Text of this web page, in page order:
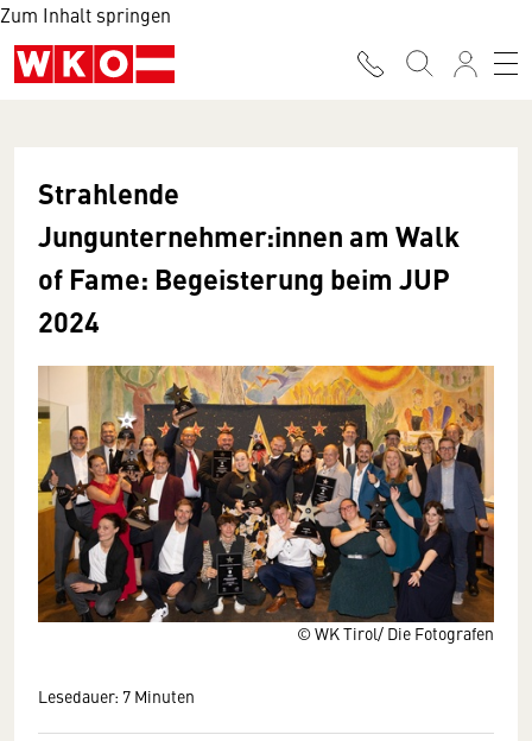
Zum Inhalt springen
© WK Tirol/ Die Fotografen
Strahlende
Jungunternehmer:innen am Walk
of Fame: Begeisterung beim JUP
2024
Lesedauer: 7 Minuten